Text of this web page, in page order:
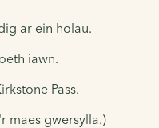
ar ein holau.
iawn.
Pass.
maes gwersylla.)